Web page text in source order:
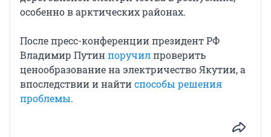
особенно в арктических районах.
После пресс-конференции президент РФ
Владимир Путинпоручилпроверить
ценообразование на электричество Якутии, а
впоследствии и найтиспособы решения
проблемы.